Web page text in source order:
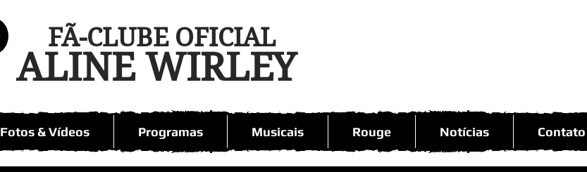
FÃ-CLUBE OFICIAL
ALINE WIRLEY
Fotos & Vídeos Programas Musicais Rouge Notícias Contato